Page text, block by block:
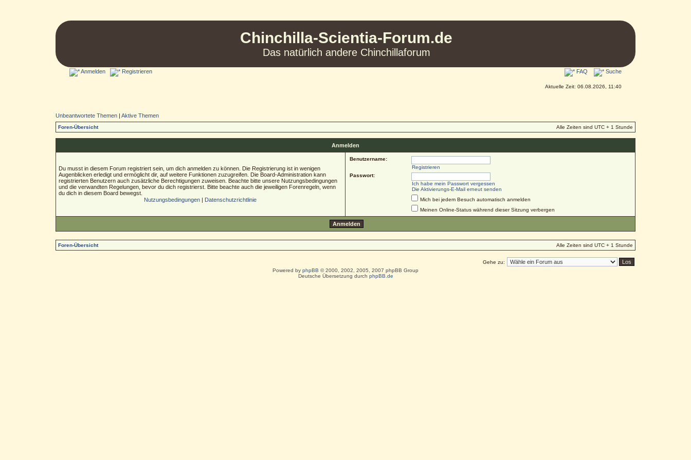
Chinchilla-Scientia-Forum.de
Das natürlich andere Chinchillaforum
Anmelden Registrieren FAQ Suche
Aktuelle Zeit: 06.08.2026, 11:40
Unbeantwortete Themen| Aktive Themen
Foren-Übersicht Alle Zeiten sind UTC + 1 Stunde
Anmelden
Du musst in diesem Forum registriert sein, um dich anmelden zu können. Die Registrierung ist in wenigen
Augenblicken erledigt und ermöglicht dir, auf weitere Funktionen zuzugreifen. Die Board-Administration kann
registrierten Benutzern auch zusätzliche Berechtigungen zuweisen. Beachte bitte unsere Nutzungsbedingungen
und die verwandten Regelungen, bevor du dich registrierst. Bitte beachte auch die jeweiligen Forenregeln, wenn
du dich in diesem Board bewegst.
Nutzungsbedingungen | Datenschutzrichtlinie
Benutzername:
Registrieren
Passwort:
Ich habe mein Passwort vergessen
Die Aktivierungs-E-Mail erneut senden
Mich bei jedem Besuch automatisch anmelden
Meinen Online-Status während dieser Sitzung verbergen
Foren-Übersicht Alle Zeiten sind UTC + 1 Stunde
Gehe zu:
Powered by phpBB © 2000, 2002, 2005, 2007 phpBB Group
Deutsche Übersetzung durch phpBB.de